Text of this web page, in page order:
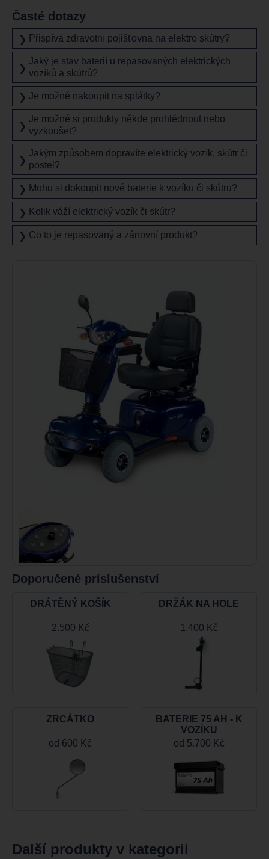
Časté dotazy
❯ Přispívá zdravotní pojišťovna na elektro skútry?
❯
Jaký je stav baterií u repasovaných elektrických
vozíků a skútrů?
❯ Je možné nakoupit na splátky?
❯
Je možné si produkty někde prohlédnout nebo
vyzkoušet?
❯
Jakým způsobem dopravíte elektrický vozík, skútr či
postel?
❯ Mohu si dokoupit nové baterie k vozíku či skútru?
❯ Kolik váží elektrický vozík či skútr?
❯ Co to je repasovaný a zánovní produkt?
Doporučené príslušenství
DRÁTĚNÝ KOŠÍK
2.500 Kč
DRŽÁK NA HOLE
1.400 Kč
ZRCÁTKO
od 600 Kč
BATERIE 75 AH - K
VOZÍKU
od 5.700 Kč
Další produkty v kategorii